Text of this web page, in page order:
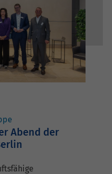
Abend der